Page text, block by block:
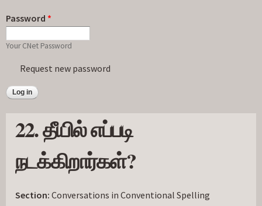
Password *
Your CNet Password
Request new password
22. தீயில் எப்படி
நடக்கிறார்கள்?
Section: Conversations in Conventional Spelling